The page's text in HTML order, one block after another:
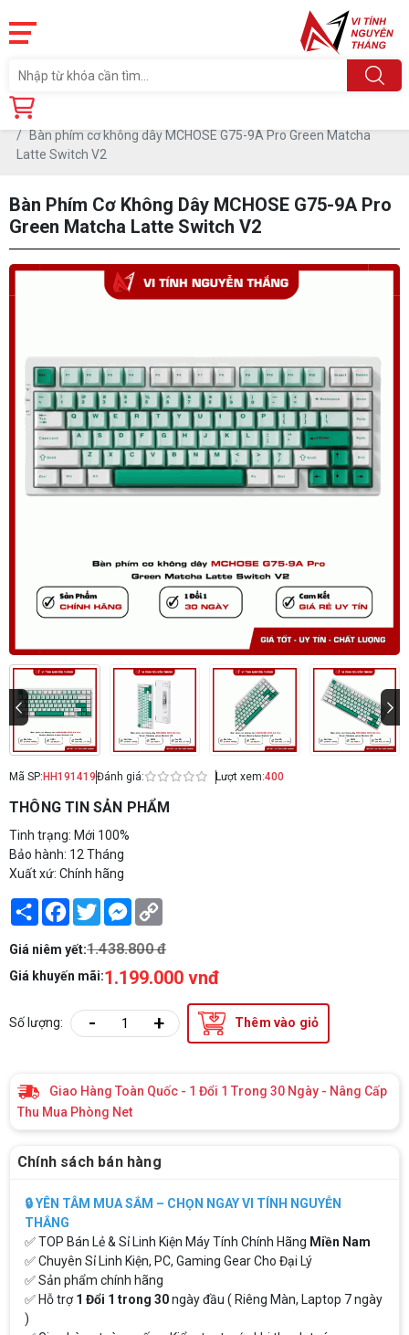
Trang chủ
Bàn phím cơ không dây MCHOSE G75-9A Pro Green Matcha
Latte Switch V2
Bàn Phím Cơ Không Dây MCHOSE G75-9A Pro
Green Matcha Latte Switch V2
Mã SP: HH191419Đánh giá: Lượt xem:400
THÔNG TIN SẢN PHẨM
Tinh trạng: Mới 100%
Bảo hành: 12 Tháng
Xuất xứ: Chính hãng
Share Facebook
TwitterMessenger
Giá niêm yết:1.438.800 đ
Giá khuyến mãi:1.199.000 vnđ
Số lượng: - + Thêm vào giỏ
Giao Hàng Toàn Quốc - 1 Đổi 1 Trong 30 Ngày - Nâng Cấp
Thu Mua Phòng Net
Chính sách bán hàng
🔒 YÊN TÂM MUA SẮM – CHỌN NGAY VI TÍNH NGUYỄN
THẮNG
✅ TOP Bán Lẻ & Sỉ Linh Kiện Máy Tính Chính Hãng Miền Nam
✅ Chuyên Sỉ Linh Kiện, PC, Gaming Gear Cho Đại Lý
✅ Sản phẩm chính hãng
✅ Hỗ trợ1 Đổi 1 trong 30ngày đầu ( Riêng Màn, Laptop 7 ngày
)